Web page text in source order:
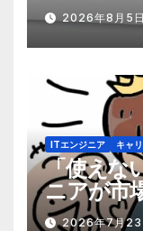
2026年8月5日
ITエンジニア キャ
「使えな
ニアが市
るための
2026年7月23